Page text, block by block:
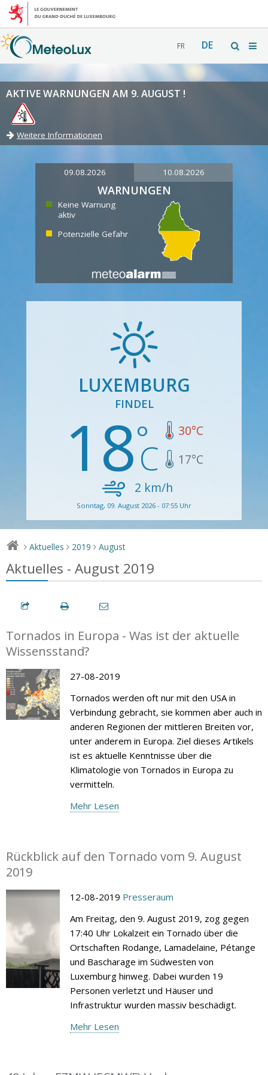
FR DE
AKTIVE WARNUNGEN AM 9. AUGUST !
Weitere Informationen
09.08.2026 10.08.2026
WARNUNGEN
Keine Warnung
aktiv
Potenzielle Gefahr
LUXEMBURG
FINDEL
18 30°C
17°C
2 km/h
Sonntag, 09. August 2026 - 07:55 Uhr
> Aktuelles > 2019 > August
Aktuelles - August 2019
Tornados in Europa - Was ist der aktuelle
Wissensstand?
27-08-2019
Tornados werden oft nur mit den USA in
Verbindung gebracht, sie kommen aber auch in
anderen Regionen der mittleren Breiten vor,
unter anderem in Europa. Ziel dieses Artikels
ist es aktuelle Kenntnisse über die
Klimatologie von Tornados in Europa zu
vermitteln.
Mehr Lesen
Rückblick auf den Tornado vom 9. August
2019
12-08-2019 Presseraum
Am Freitag, den 9. August 2019, zog gegen
17:40 Uhr Lokalzeit ein Tornado über die
Ortschaften Rodange, Lamadelaine, Pétange
und Bascharage im Südwesten von
Luxemburg hinweg. Dabei wurden 19
Personen verletzt und Häuser und
Infrastruktur wurden massiv beschädigt.
Mehr Lesen